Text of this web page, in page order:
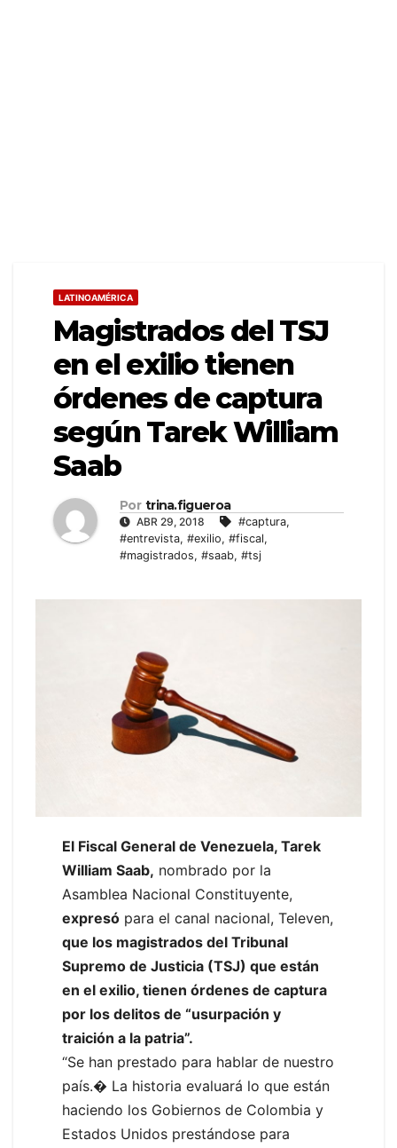
LATINOAMÉRICA
Magistrados del TSJ
en el exilio tienen
órdenes de captura
según Tarek William
Saab
Por trina.figueroa
ABR 29, 2018 #captura,
#entrevista, #exilio, #fiscal,
#magistrados, #saab, #tsj
El Fiscal General de Venezuela, Tarek
William Saab, nombrado por la
Asamblea Nacional Constituyente,
expresó para el canal nacional, Televen,
que los magistrados del Tribunal
Supremo de Justicia (TSJ) que están
en el exilio, tienen órdenes de captura
por los delitos de “usurpación y
traición a la patria”.
“Se han prestado para hablar de nuestro
país.� La historia evaluará lo que están
haciendo los Gobiernos de Colombia y
Estados Unidos prestándose para